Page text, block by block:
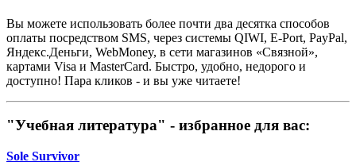
Вы можете использовать более почти два десятка способов
оплаты посредством SMS, через системы QIWI, E-Port, PayPal,
Яндекс.Деньги, WebMoney, в сети магазинов «Связной»,
картами Visa и MasterCard. Быстро, удобно, недорого и
доступно! Пара кликов - и вы уже читаете!
"Учебная литература" - избранное для вас:
Sole Survivor